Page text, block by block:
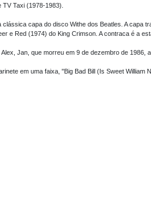
Taxi (1978-1983).
clássica capa do disco Withe dos Beatles. A
e Red (1974) do King Crimson. A contraca é a
Jan, que morreu em 9 de dezembro de
em uma faixa, "Big Bad Bill (Is Sweet William